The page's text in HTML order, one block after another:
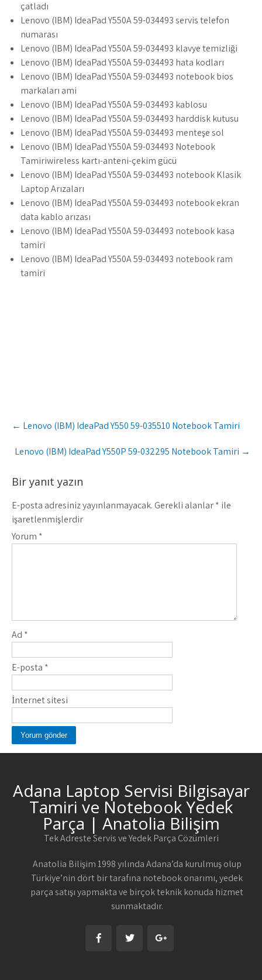
çatladı
Lenovo (IBM) IdeaPad Y550A 59-034493 servis telefon
numarası
Lenovo (IBM) IdeaPad Y550A 59-034493 klavye temizliği
Lenovo (IBM) IdeaPad Y550A 59-034493 hata kodları
Lenovo (IBM) IdeaPad Y550A 59-034493 notebook bios
markaları ami
Lenovo (IBM) IdeaPad Y550A 59-034493 kablosu
Lenovo (IBM) IdeaPad Y550A 59-034493 harddisk kutusu
Lenovo (IBM) IdeaPad Y550A 59-034493 menteşe sol
Lenovo (IBM) IdeaPad Y550A 59-034493 Notebook
Tamiriwireless kartı-anteni-çekim gücü
Lenovo (IBM) IdeaPad Y550A 59-034493 notebook Klasik
Laptop Arızaları
Lenovo (IBM) IdeaPad Y550A 59-034493 notebook ekran
data kablo arızası
Lenovo (IBM) IdeaPad Y550A 59-034493 notebook kasa
tamiri
Lenovo (IBM) IdeaPad Y550A 59-034493 notebook ram
tamiri
Post
navigation
← Lenovo (IBM) IdeaPad Y550 59-035510 Notebook Tamiri
Lenovo (IBM) IdeaPad Y550P 59-032295 Notebook Tamiri →
Bir yanıt yazın
E-posta adresiniz yayınlanmayacak.Gerekli alanlar* ile
işaretlenmişlerdir
Yorum *
Ad *
E-posta *
İnternet sitesi
Adana Laptop Servisi Bilgisayar
Tamiri ve Notebook Yedek
Parça | Anatolia Bilişim
Tek Adreste Servis ve Yedek Parça Çözümleri
Anatolia Bilişim 1998 yılında Adana’da kurulmuş olup
Türkiye’nin dört bir tarafına notebook onarımı, yedek
parça satışı yapmakta ve birçok teknik konuda hizmet
sunmaktadır.